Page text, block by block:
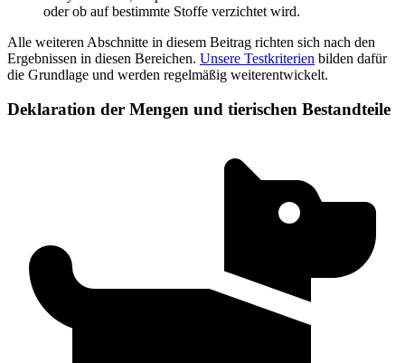
oder ob auf bestimmte Stoffe verzichtet wird.
Alle weiteren Abschnitte in diesem Beitrag richten sich nach den
Ergebnissen in diesen Bereichen. Unsere Testkriterien bilden dafür
die Grundlage und werden regelmäßig weiterentwickelt.
Deklaration der Mengen und tierischen Bestandteile